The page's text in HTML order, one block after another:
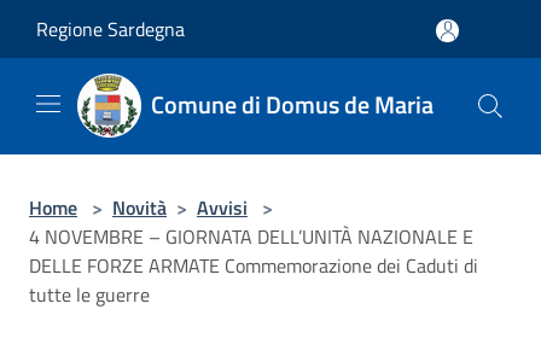
Regione Sardegna
Comune di Domus de Maria
Home > Novità > Avvisi >
4 NOVEMBRE – GIORNATA DELL’UNITÀ NAZIONALE E
DELLE FORZE ARMATE Commemorazione dei Caduti di
tutte le guerre